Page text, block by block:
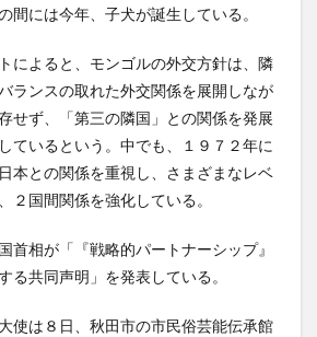
間には今年、子犬が誕生している。
によると、モンゴルの外交方針は、隣
ランスの取れた外交関係を展開しなが
せず、「第三の隣国」との関係を発展
ているという。中でも、１９７２年に
本との関係を重視し、さまざまなレベ
２国間関係を強化している。
首相が「『戦略的パートナーシップ』
る共同声明」を発表している。
使は８日、秋田市の市民俗芸能伝承館